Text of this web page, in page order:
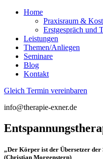
Home
Praxisraum &
Erstgespräch und
Leistungen
Themen/Anliegen
Seminare
Blog
Kontakt
Gleich Termin vereinbaren
info@therapie-exner.de
„Der Körper ist der Übersetzer der
(Christian Morgenstern)